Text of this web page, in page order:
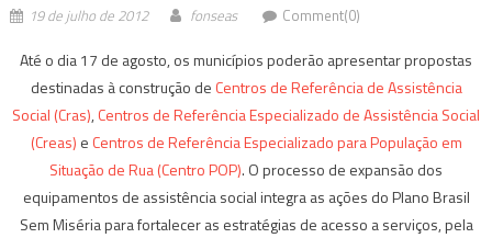
19 de julho de 2012 fonseas Comment(0)
Até o dia 17 de agosto, os municípios poderão apresentar propostas
destinadas à construção de Centros de Referência de Assistência
Social (Cras),Centros de Referência Especializado de Assistência Social
(Creas) e Centros de Referência Especializado para População em
Situação de Rua (Centro POP). O processo de expansão dos
equipamentos de assistência social integra as ações do Plano Brasil
Sem Miséria para fortalecer as estratégias de acesso a serviços, pela